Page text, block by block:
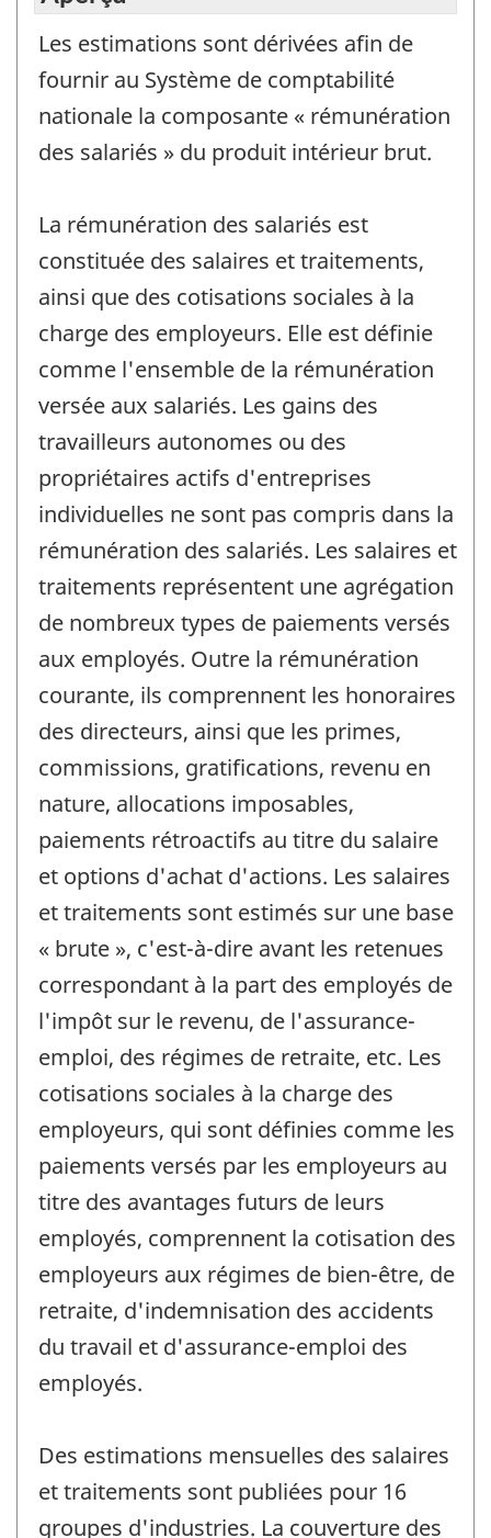
Les estimations sont dérivées afin de
fournir au Système de comptabilité
nationale la composante « rémunération
des salariés » du produit intérieur brut.
La rémunération des salariés est
constituée des salaires et traitements,
ainsi que des cotisations sociales à la
charge des employeurs. Elle est définie
comme l'ensemble de la rémunération
versée aux salariés. Les gains des
travailleurs autonomes ou des
propriétaires actifs d'entreprises
individuelles ne sont pas compris dans la
rémunération des salariés. Les salaires et
traitements représentent une agrégation
de nombreux types de paiements versés
aux employés. Outre la rémunération
courante, ils comprennent les honoraires
des directeurs, ainsi que les primes,
commissions, gratifications, revenu en
nature, allocations imposables,
paiements rétroactifs au titre du salaire
et options d'achat d'actions. Les salaires
et traitements sont estimés sur une base
« brute », c'est-à-dire avant les retenues
correspondant à la part des employés de
l'impôt sur le revenu, de l'assurance-
emploi, des régimes de retraite, etc. Les
cotisations sociales à la charge des
employeurs, qui sont définies comme les
paiements versés par les employeurs au
titre des avantages futurs de leurs
employés, comprennent la cotisation des
employeurs aux régimes de bien-être, de
retraite, d'indemnisation des accidents
du travail et d'assurance-emploi des
employés.
Des estimations mensuelles des salaires
et traitements sont publiées pour 16
groupes d'industries. La couverture des